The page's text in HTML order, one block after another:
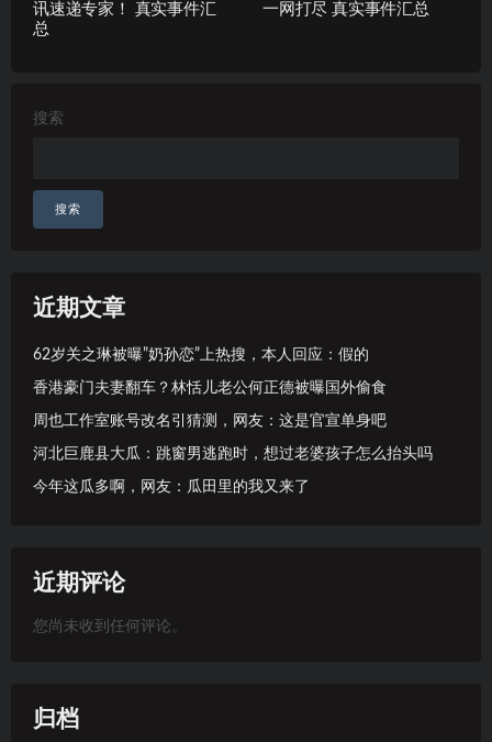
讯速递专家！ 真实事件汇
总
一网打尽 真实事件汇总
搜索
搜索
近期文章
62岁关之琳被曝”奶孙恋”上热搜，本人回应：假的
香港豪门夫妻翻车？林恬儿老公何正德被曝国外偷食
周也工作室账号改名引猜测，网友：这是官宣单身吧
河北巨鹿县大瓜：跳窗男逃跑时，想过老婆孩子怎么抬头吗
今年这瓜多啊，网友：瓜田里的我又来了
近期评论
您尚未收到任何评论。
归档